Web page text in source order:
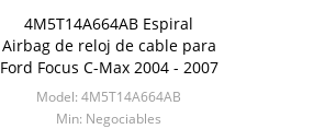
4M5T14A664AB Espiral
Airbag de reloj de cable para
Ford Focus C-Max 2004 - 2007
Model: 4M5T14A664AB
Min: Negociables